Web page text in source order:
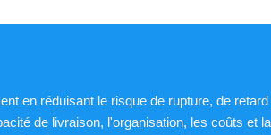
en réduisant le risque de rupture, de retard
de livraison, l'organisation, les coûts et la